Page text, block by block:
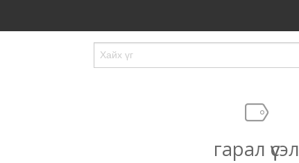
гарал үүсэл